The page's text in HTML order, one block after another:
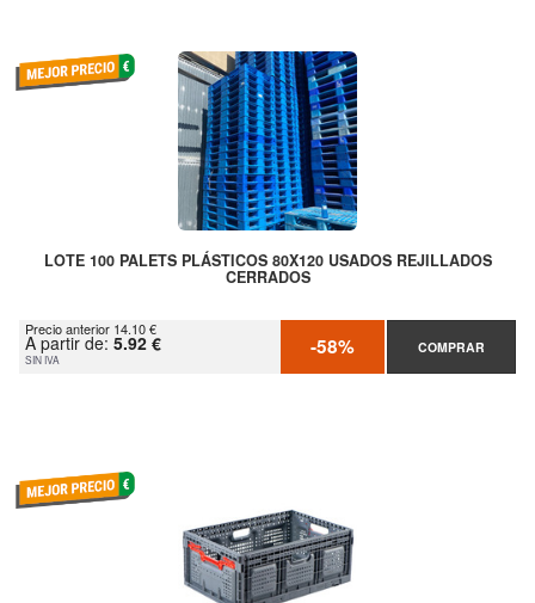
LOTE 100 PALETS PLÁSTICOS 80X120 USADOS REJILLADOS
CERRADOS
Precio anterior 14.10 €
A partir de: 5.92 €
SIN IVA -58% COMPRAR